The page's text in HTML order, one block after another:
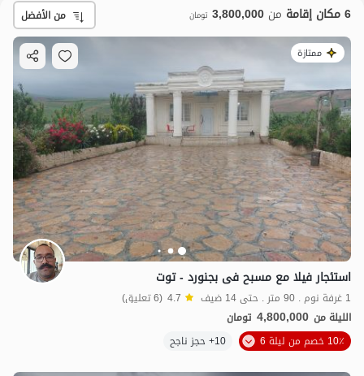
6 مكان إقامة من 3,800,000 تومان من الأفضل
ممتازة
استئجار فیلا مع مسبح فی بجنورد - توت
1 غرفة نوم . 90 متر . حتى 14 ضيف 4.7 (6 تعليق)
الليلة من 4,800,000 تومان
10٪ خصم من ليلة 6
10+ حجز ناجح